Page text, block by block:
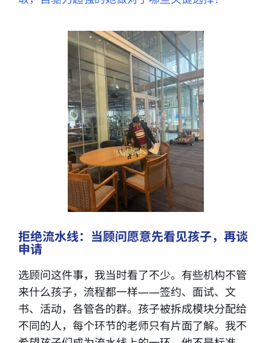
拒绝流水线：当顾问愿意先看见孩子，再谈
申请
选顾问这件事，我当时看了不少。有些机构不管
来什么孩子，流程都一样——签约、面试、文
书、活动，各管各的群。孩子被拆成模块分配给
不同的人，每个环节的老师只有片面了解。我不